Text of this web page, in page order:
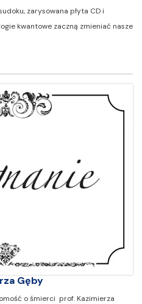
zarysowana płyta CD i
kwantowe zaczną zmieniać nasze
Gęby
o śmierci prof. Kazimierza